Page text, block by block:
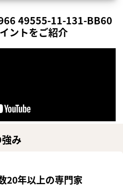
49555-11-131-BB60
ントをご紹介
み
20年以上の専門家